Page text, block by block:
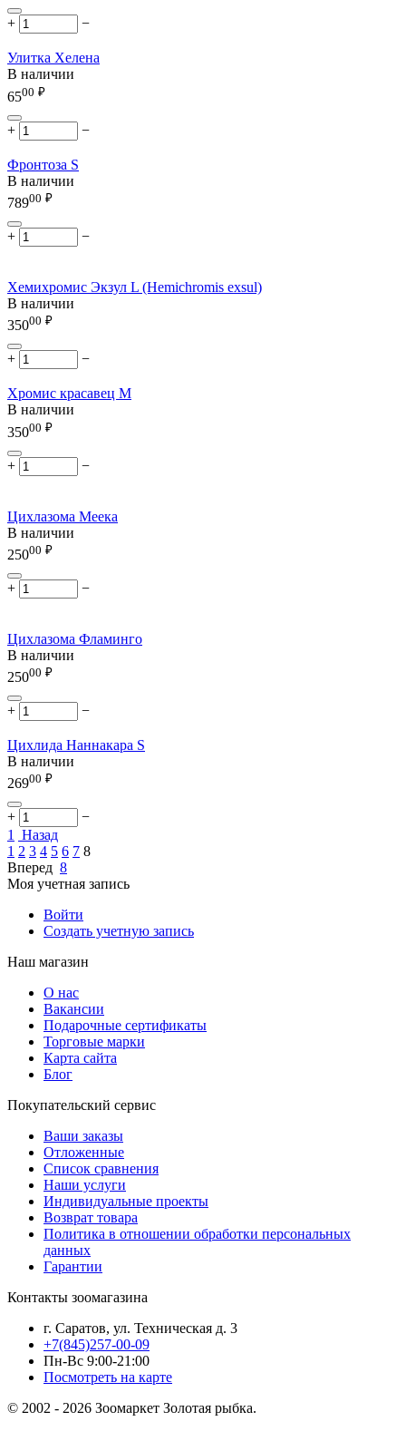
+ −
Улитка Хелена
В наличии
6500 ₽
+ −
Фронтоза S
В наличии
78900 ₽
+ −
Хемихромис Экзул L (Hemichromis exsul)
В наличии
35000 ₽
+ −
Хромис красавец М
В наличии
35000 ₽
+ −
Цихлазома Меека
В наличии
25000 ₽
+ −
Цихлазома Фламинго
В наличии
25000 ₽
+ −
Цихлида Наннакара S
В наличии
26900 ₽
+
−
1 Назад
1 2 3 4 5 6 7 8
Вперед 8
Моя учетная запись
Войти
Создать учетную запись
Наш магазин
О нас
Вакансии
Подарочные сертификаты
Торговые марки
Карта сайта
Блог
Покупательский сервис
Ваши заказы
Отложенные
Список сравнения
Наши услуги
Индивидуальные проекты
Возврат товара
Политика в отношении обработки персональных
данных
Гарантии
Контакты зоомагазина
г. Саратов, ул. Техническая д. 3
+7(845)257-00-09
Пн-Вс 9:00-21:00
Посмотреть на карте
© 2002 - 2026 Зоомаркет Золотая рыбка.